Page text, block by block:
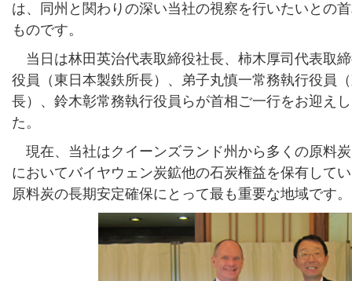
は、同州と関わりの深い当社の視察を行いたいとの
ものです。
当日は林田英治代表取締役社長、柿木厚司代表取
役員（東日本製鉄所長）、弟子丸慎一常務執行役員
長）、鈴木彰常務執行役員らが首相ご一行をお迎え
た。
現在、当社はクイーンズランド州から多くの原料
においてバイヤウェン炭鉱他の石炭権益を保有して
原料炭の長期安定確保にとって最も重要な地域です。